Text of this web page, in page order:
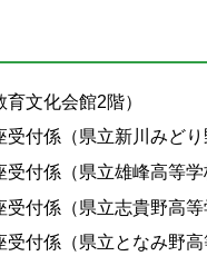
文化会館2階）
付係（県立新川みどり
付係（県立雄峰高等学
付係（県立志貴野高等
付係（県立となみ野高